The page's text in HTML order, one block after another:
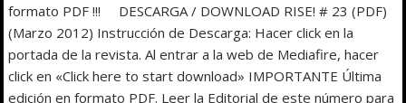
formato PDF !!! DESCARGA / DOWNLOAD RISE! # 23 (PDF)
(Marzo 2012) Instrucción de Descarga: Hacer click en la
portada de la revista. Al entrar a la web de Mediafire, hacer
click en «Click here to start download» IMPORTANTE Última
edición en formato PDF. Leer la Editorial de este número para